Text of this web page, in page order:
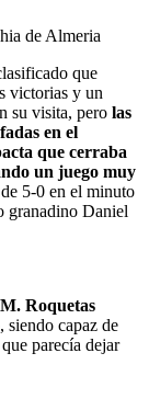
que
victorias y un
su visita, pero las
en el
que cerraba
un juego muy
5-0 en el minuto
granadino Daniel
Roquetas
siendo capaz de
parecía dejar